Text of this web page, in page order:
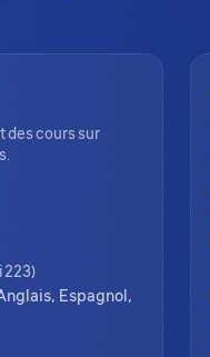
des cours sur
223)
Espagnol,